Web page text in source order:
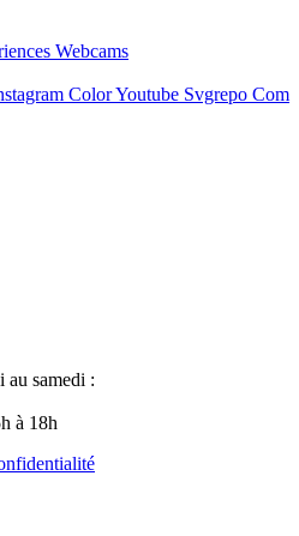
Webcams
ColorYoutube Svgrepo Com
au samedi :
à 18h